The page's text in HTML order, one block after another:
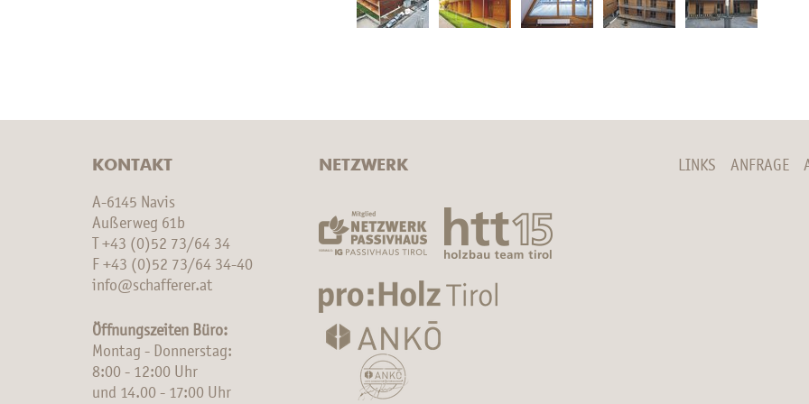
KONTAKT
A-6145 Navis
Außerweg 61b
+43 (0)52 73/64 34
F +43 (0)52 73/64 34-40
info@schafferer.at
Öffnungszeiten Büro:
Montag - Donnerstag:
8:00 - 12:00 Uhr
und 14.00 - 17:00 Uhr
NETZWERK LINKS ANFRAGE